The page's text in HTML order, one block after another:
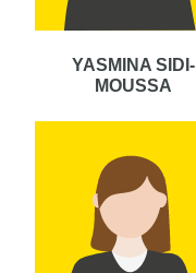
YASMINA SIDI-
MOUSSA